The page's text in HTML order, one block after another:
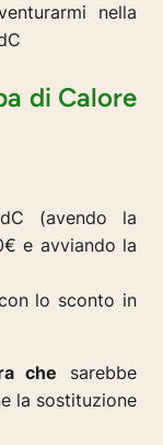
nella
di Calore
(avendo la
e avviando la
lo sconto in
che sarebbe
la sostituzione